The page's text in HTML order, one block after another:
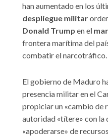
han aumentado en los
despliegue militar
Donald Trump en el
frontera marítima del
combatir el narcotráfico.
El gobierno de Maduro
presencia militar en el
propiciar un «cambio de
autoridad «títere» con la
«apoderarse» de